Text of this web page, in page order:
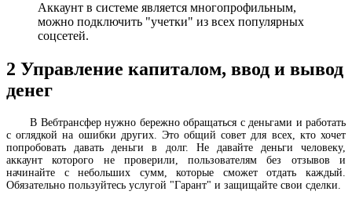
Аккаунт в системе является многопрофильным,
можно подключить "учетки" из всех популярных
соцсетей.
2 Управление капиталом, ввод и вывод
денег
В Вебтрансфер нужно бережно обращаться с деньгами и работать
с оглядкой на ошибки других. Это общий совет для всех, кто хочет
попробовать давать деньги в долг. Не давайте деньги человеку,
аккаунт которого не проверили, пользователям без отзывов и
начинайте с небольших сумм, которые сможет отдать каждый.
Обязательно пользуйтесь услугой "Гарант" и защищайте свои сделки.